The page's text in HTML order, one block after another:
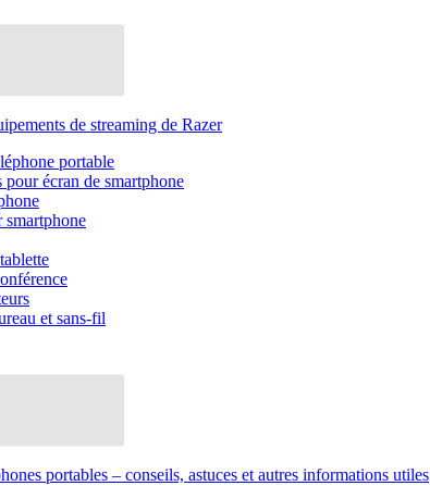
de streaming de Razer
portable
écran de smartphone
smartphone
et sans-fil
portables – conseils, astuces et autres informations utiles